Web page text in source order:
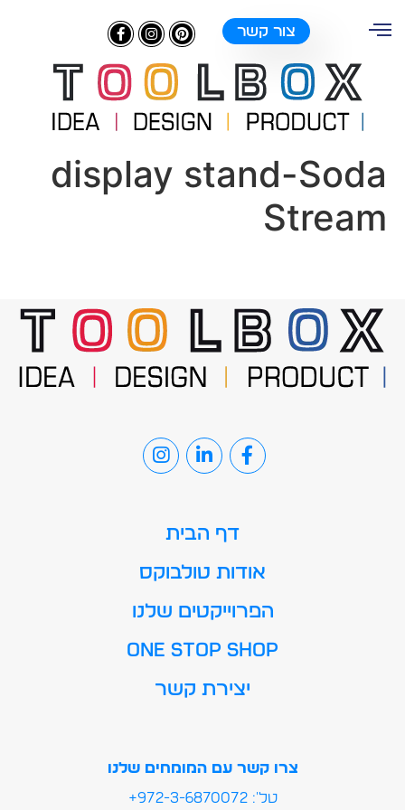
צור קשר
display stand-Soda
Stream
צרו קשר עם המומחים שלנו
טל': 972-3-6870072+
דף הבית
אודות טולבוקס
הפרוייקטים שלנו
ONE STOP SHOP
יצירת קשר